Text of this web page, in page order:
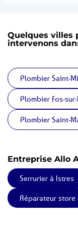
Quelques villes
intervenons
Plombier Saint-
Plombier Fos-
Plombier Saint-
Entreprise Allo
Serrurier à Istres
Réparateur